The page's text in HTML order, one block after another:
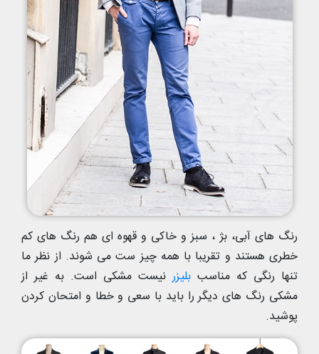
رنگ های آبی، بژ ، سبز و خاکی و قهوه ای هم رنگ های کم
خطری هستند و تقریبا با همه چیز ست می شوند. از نظر ما
تنها رنگی که مناسب بلیزر نیست مشکی است. به غیر از
مشکی رنگ های دیگر را باید با سعی و خطا و امتحان کردن
پوشید.